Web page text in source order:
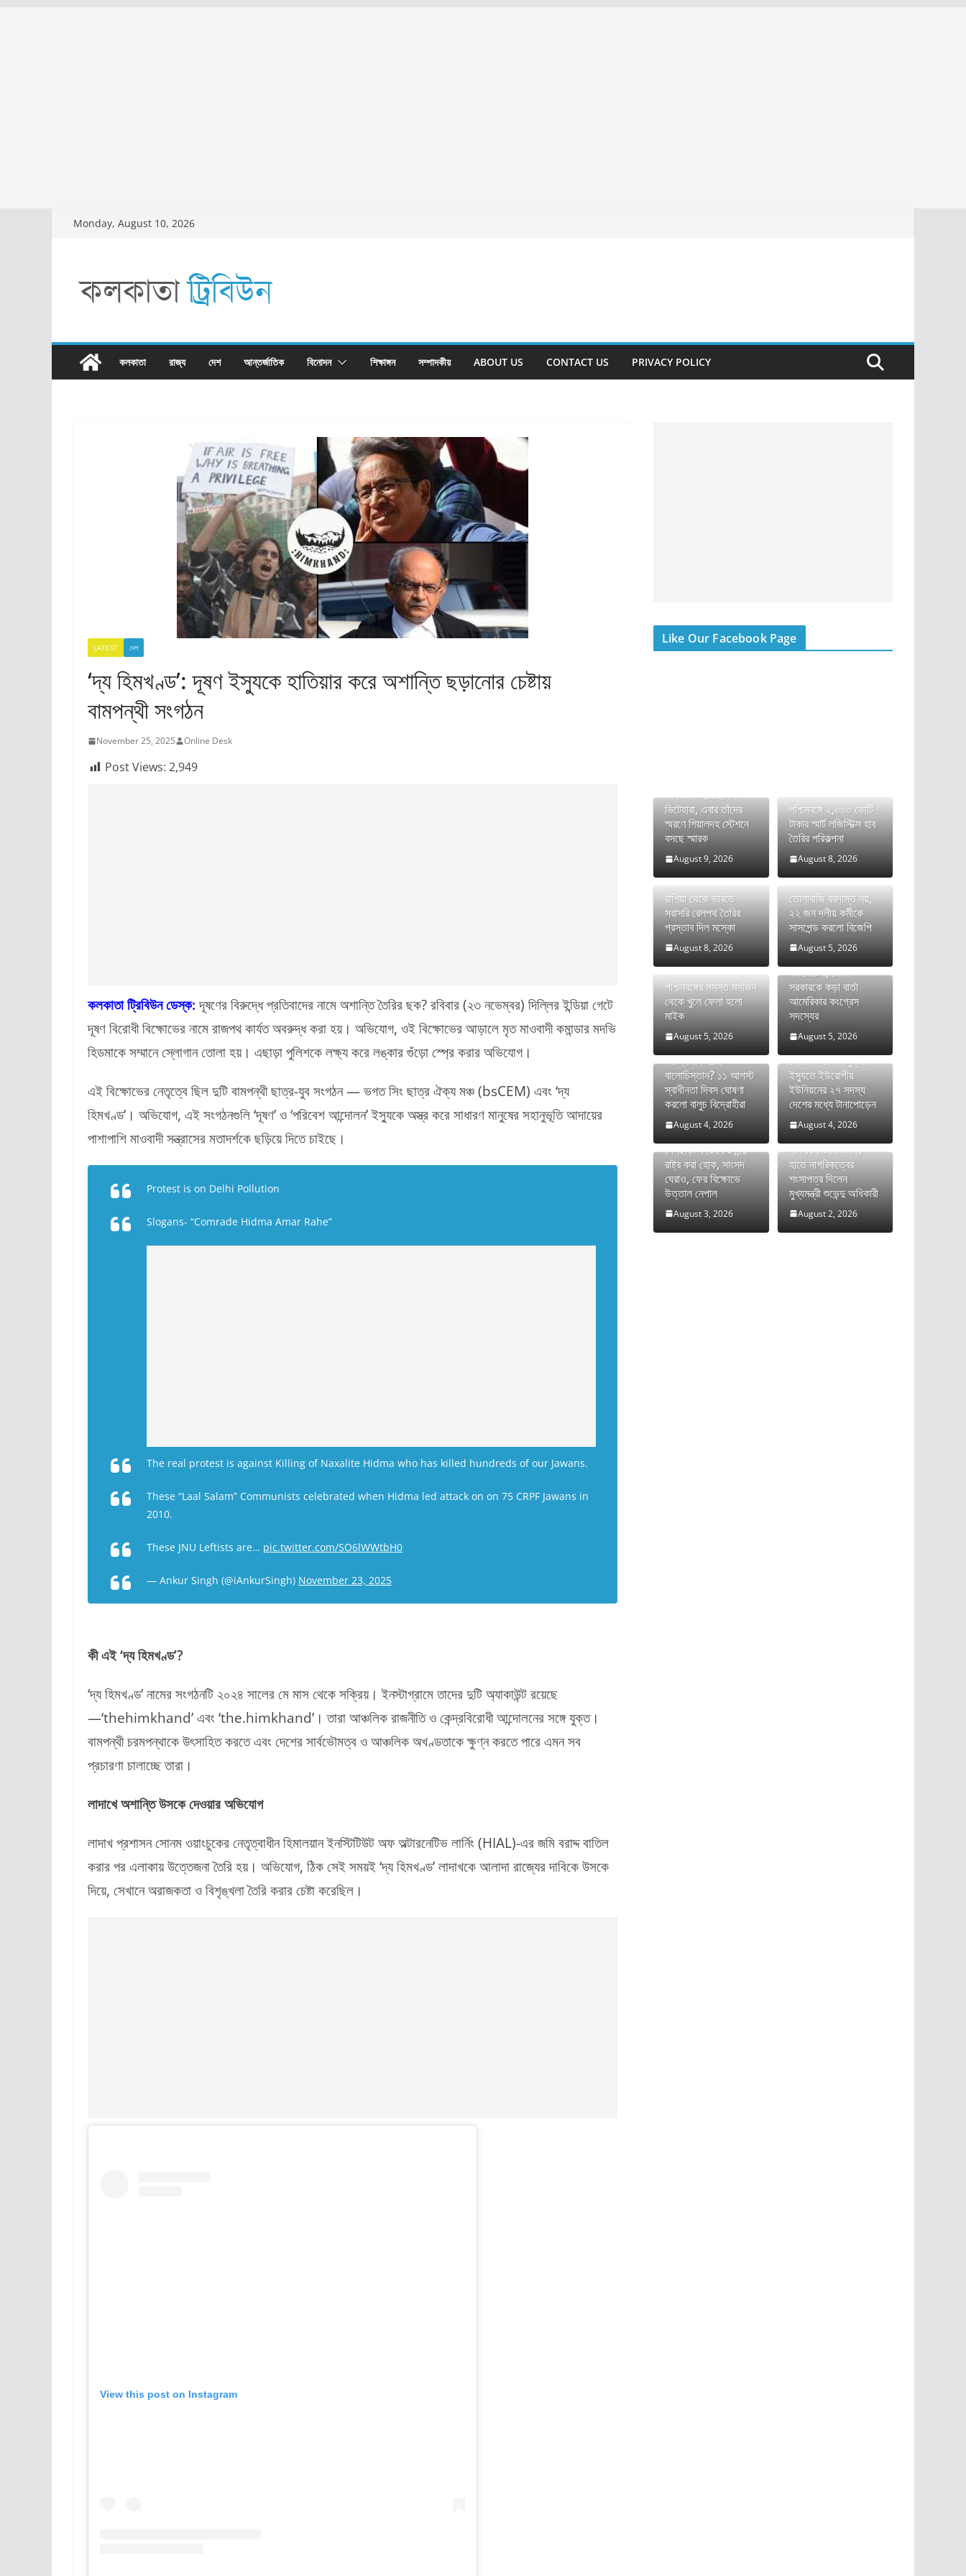
Monday, August 10, 2026
কলকাতা রাজ্য​ দেশ আন্তর্জাতিক বিনোদন শিক্ষাঙ্গন সম্পাদকীয় ABOUT US CONTACT US PRIVACY POLICY
LATEST দেশ
‘দ্য হিমখণ্ড’: দূষণ ইস্যুকে হাতিয়ার করে অশান্তি ছড়ানোর চেষ্টায়
বামপন্থী সংগঠন
November 25, 2025 Online Desk
Post Views: 2,949
কলকাতা ট্রিবিউন ডেস্ক: দূষণের বিরুদ্ধে প্রতিবাদের নামে অশান্তি তৈরির ছক? রবিবার (২৩ নভেম্বর) দিল্লির ইন্ডিয়া গেটে
দূষণ বিরোধী বিক্ষোভের নামে রাজপথ কার্যত অবরুদ্ধ করা হয়। অভিযোগ, ওই বিক্ষোভের আড়ালে মৃত মাওবাদী কমান্ডার মদভি
হিডমাকে সম্মানে স্লোগান তোলা হয়। এছাড়া পুলিশকে লক্ষ্য করে লঙ্কার গুঁড়ো স্প্রে করার অভিযোগ।
এই বিক্ষোভের নেতৃত্বে ছিল দুটি বামপন্থী ছাত্র-যুব সংগঠন — ভগত সিং ছাত্র ঐক্য মঞ্চ (bsCEM) এবং ‘দ্য
হিমখণ্ড’। অভিযোগ, এই সংগঠনগুলি ‘দূষণ’ ও ‘পরিবেশ আন্দোলন’ ইস্যুকে অস্ত্র করে সাধারণ মানুষের সহানুভূতি আদায়ের
পাশাপাশি মাওবাদী সন্ত্রাসের মতাদর্শকে ছড়িয়ে দিতে চাইছে।
Protest is on Delhi Pollution
Slogans- “Comrade Hidma Amar Rahe”
The real protest is against Killing of Naxalite Hidma who has killed hundreds of our Jawans.
These “Laal Salam” Communists celebrated when Hidma led attack on on 75 CRPF Jawans in
2010.
These JNU Leftists are… pic.twitter.com/SO6lWWtbH0
— Ankur Singh (@iAnkurSingh) November 23, 2025
কী এই ‘দ্য হিমখণ্ড’?
‘দ্য হিমখণ্ড’ নামের সংগঠনটি ২০২৪ সালের মে মাস থেকে সক্রিয়। ইনস্টাগ্রামে তাদের দুটি অ্যাকাউন্ট রয়েছে
—‘thehimkhand’ এবং ‘the.himkhand’। তারা আঞ্চলিক রাজনীতি ও কেন্দ্রবিরোধী আন্দোলনের সঙ্গে যুক্ত।
বামপন্থী চরমপন্থাকে উৎসাহিত করতে এবং দেশের সার্বভৌমত্ব ও আঞ্চলিক অখণ্ডতাকে ক্ষুণ্ন করতে পারে এমন সব
প্রচারণা চালাচ্ছে তারা।
লাদাখে অশান্তি উসকে দেওয়ার অভিযোগ
লাদাখ প্রশাসন সোনম ওয়াংচুকের নেতৃত্বাধীন হিমালয়ান ইনস্টিটিউট অফ অল্টারনেটিভ লার্নিং (HIAL)-এর জমি বরাদ্দ বাতিল
করার পর এলাকায় উত্তেজনা তৈরি হয়। অভিযোগ, ঠিক সেই সময়ই ‘দ্য হিমখণ্ড’ লাদাখকে আলাদা রাজ্যের দাবিকে উসকে
দিয়ে, সেখানে অরাজকতা ও বিশৃঙ্খলা তৈরি করার চেষ্টা করেছিল।
View this post on Instagram
Like Our Facebook Page
দেশভাগে হয়েছিলেন
ভিটেহারা, এবার তাঁদের
স্মরণে শিয়ালদহ স্টেশনে
বসছে স্মারক
August 9, 2026
পশ্চিমবঙ্গে ২,০০০ কোটি
টাকার স্মার্ট লজিস্টিক্স হাব
তৈরির পরিকল্পনা
August 8, 2026
রাশিয়া থেকে ভারতে
সরাসরি রেলপথ তৈরির
প্রস্তাব দিল মস্কো
August 8, 2026
তোলাবাজি বরদাস্ত নয়,
২২ জন দলীয় কর্মীকে
সাসপেন্ড করলো বিজেপি
August 5, 2026
পশ্চিমবঙ্গের সমস্ত মসজিদ
থেকে খুলে ফেলা হলো
মাইক
August 5, 2026
ভারতের FCRA বিল নিয়ে
সমালোচনা, মোদী
সরকারকে কড়া বার্তা
আমেরিকার কংগ্রেস
সদস্যের
August 5, 2026
দীর্ঘ রক্তক্ষয়ী সংগ্রামের
পর স্বাধীন হচ্ছে
বালোচিস্তান? ১১ আগস্ট
স্বাধীনতা দিবস ঘোষণা
করলো বালুচ বিদ্রোহীরা
August 4, 2026
স্পেনে অবৈধ অনুপ্রবেশ
ইস্যুতে ইউরোপীয়
ইউনিয়নের ২৭ সদস্য
দেশের মধ্যে টানাপোড়েন
August 4, 2026
দেশছাড়া করে ফের হিন্দু
রাষ্ট্র করা হোক, সাংসদ
ঘেরাও, ফের বিক্ষোভে
উত্তাল নেপাল
August 3, 2026
শনিবার ৫৯৬৬ জনের
হাতে নাগরিকত্বের
শংসাপত্র দিলেন
মুখ্যমন্ত্রী শুভেন্দু অধিকারী
August 2, 2026